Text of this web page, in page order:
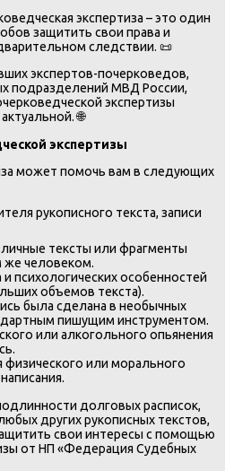
экспертиза – это один
защитить свои права и
следствии. 📜
экспертов-почерковедов,
подразделений МВД России,
экспертизы
🌐
экспертизы
может помочь вам в следующих
рукописного текста, записи
тексты или фрагменты
же человеком.
психологических особенностей
объемов текста).
была сделана в необычных
пишущим инструментом.
или алкогольного опьянения
или морального
долговых расписок,
других рукописных текстов,
свои интересы с помощью
от НП «Федерация Судебных